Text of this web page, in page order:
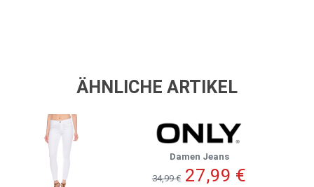
ÄHNLICHE ARTIKEL
Damen Jeans
34,99 € 27,99 €